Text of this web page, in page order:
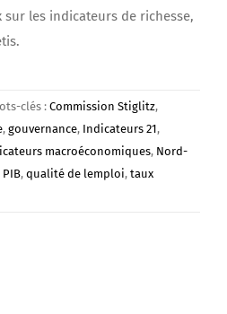
les indicateurs de richesse,
clés : Commission Stiglitz,
, gouvernance, Indicateurs 21,
macroéconomiques, Nord-
PIB, qualité de lemploi, taux